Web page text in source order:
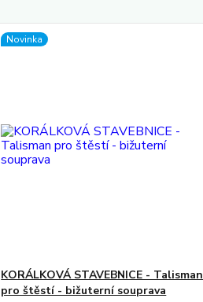
Novinka
KORÁLKOVÁ STAVEBNICE - Talisman
pro štěstí - bižuterní souprava